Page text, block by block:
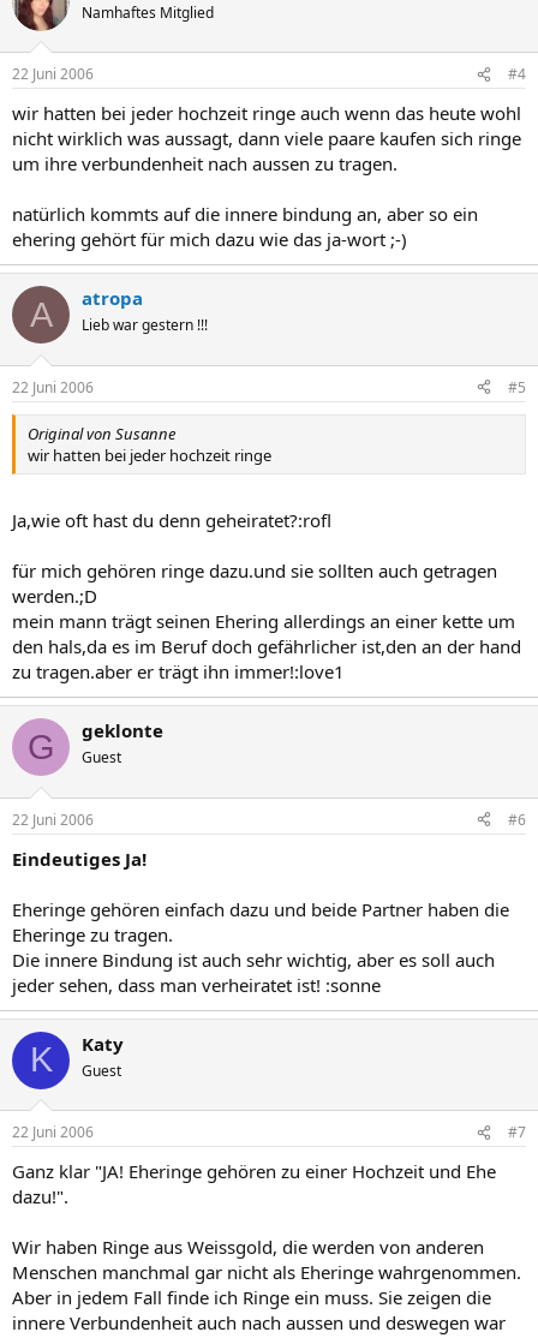
Namhaftes Mitglied
22 Juni 2006 #4
wir hatten bei jeder hochzeit ringe auch wenn das heute wohl
nicht wirklich was aussagt, dann viele paare kaufen sich ringe
um ihre verbundenheit nach aussen zu tragen.
natürlich kommts auf die innere bindung an, aber so ein
ehering gehört für mich dazu wie das ja-wort ;-)
A atropa
Lieb war gestern !!!
22 Juni 2006 #5
Original von Susanne
wir hatten bei jeder hochzeit ringe
Ja,wie oft hast du denn geheiratet?:rofl
für mich gehören ringe dazu.und sie sollten auch getragen
werden.;D
mein mann trägt seinen Ehering allerdings an einer kette um
den hals,da es im Beruf doch gefährlicher ist,den an der hand
zu tragen.aber er trägt ihn immer!:love1
G geklonte
Guest
22 Juni 2006 #6
Eindeutiges Ja!
Eheringe gehören einfach dazu und beide Partner haben die
Eheringe zu tragen.
Die innere Bindung ist auch sehr wichtig, aber es soll auch
jeder sehen, dass man verheiratet ist! :sonne
K Katy
Guest
22 Juni 2006 #7
Ganz klar "JA! Eheringe gehören zu einer Hochzeit und Ehe
dazu!".
Wir haben Ringe aus Weissgold, die werden von anderen
Menschen manchmal gar nicht als Eheringe wahrgenommen.
Aber in jedem Fall finde ich Ringe ein muss. Sie zeigen die
innere Verbundenheit auch nach aussen und deswegen war